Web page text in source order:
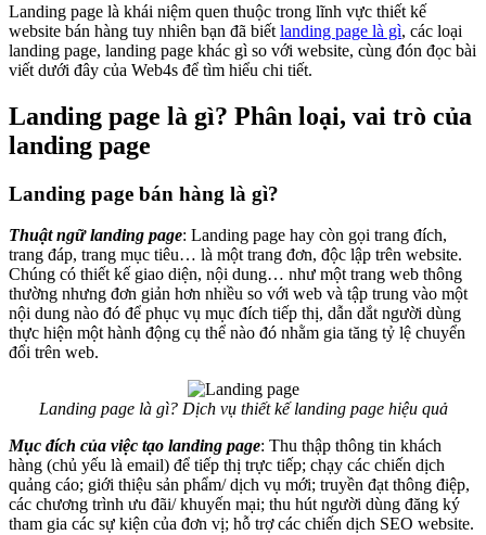
Landing page là khái niệm quen thuộc trong lĩnh vực thiết kế
website bán hàng tuy nhiên bạn đã biết landing page là gì, các loại
landing page, landing page khác gì so với website, cùng đón đọc bài
viết dưới đây của Web4s để tìm hiểu chi tiết.
Landing page là gì? Phân loại, vai trò của
landing page
Landing page bán hàng là gì?
Thuật ngữ landing page: Landing page hay còn gọi trang đích,
trang đáp, trang mục tiêu… là một trang đơn, độc lập trên website.
Chúng có thiết kế giao diện, nội dung… như một trang web thông
thường nhưng đơn giản hơn nhiều so với web và tập trung vào một
nội dung nào đó để phục vụ mục đích tiếp thị, dẫn dắt người dùng
thực hiện một hành động cụ thể nào đó nhằm gia tăng tỷ lệ chuyển
đổi trên web.
Landing page là gì? Dịch vụ thiết kế landing page hiệu quả
Mục đích của việc tạo landing page: Thu thập thông tin khách
hàng (chủ yếu là email) để tiếp thị trực tiếp; chạy các chiến dịch
quảng cáo; giới thiệu sản phẩm/ dịch vụ mới; truyền đạt thông điệp,
các chương trình ưu đãi/ khuyến mại; thu hút người dùng đăng ký
tham gia các sự kiện của đơn vị; hỗ trợ các chiến dịch SEO website.